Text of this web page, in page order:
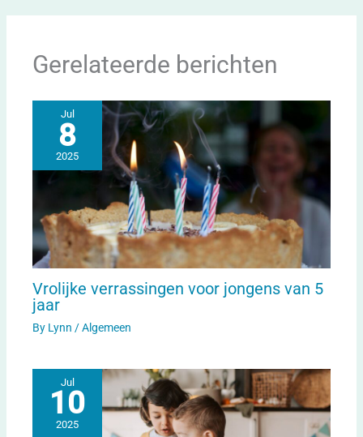
Gerelateerde berichten
Jul
8
2025
Vrolijke verrassingen voor jongens van 5
jaar
By Lynn /Algemeen
Jul
10
2025